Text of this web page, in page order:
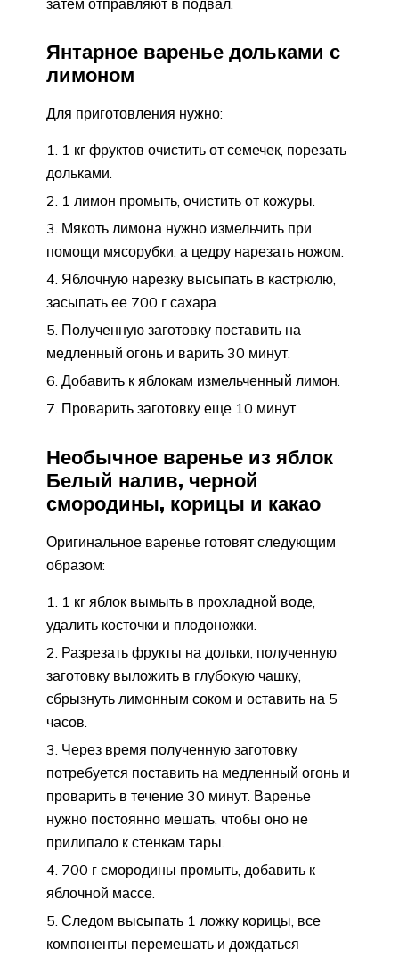
Янтарное варенье дольками с
лимоном
Для приготовления нужно:
1 кг фруктов очистить от семечек, порезать
дольками.
1 лимон промыть, очистить от кожуры.
Мякоть лимона нужно измельчить при
помощи мясорубки, а цедру нарезать ножом.
Яблочную нарезку высыпать в кастрюлю,
засыпать ее 700 г сахара.
Полученную заготовку поставить на
медленный огонь и варить 30 минут.
Добавить к яблокам измельченный лимон.
Проварить заготовку еще 10 минут.
Необычное варенье из яблок
Белый налив, черной
смородины, корицы и какао
Оригинальное варенье готовят следующим
образом:
1 кг яблок вымыть в прохладной воде,
удалить косточки и плодоножки.
Разрезать фрукты на дольки, полученную
заготовку выложить в глубокую чашку,
сбрызнуть лимонным соком и оставить на 5
часов.
Через время полученную заготовку
потребуется поставить на медленный огонь и
проварить в течение 30 минут. Варенье
нужно постоянно мешать, чтобы оно не
прилипало к стенкам тары.
700 г смородины промыть, добавить к
яблочной массе.
Следом высыпать 1 ложку корицы, все
компоненты перемешать и дождаться